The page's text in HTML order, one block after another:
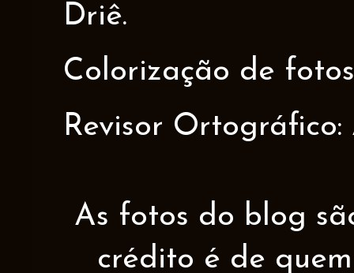
Driê.
Colorização de
Revisor Ortográfico:
As fotos do blog
crédito é de